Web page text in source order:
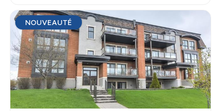
NOUVEAUTÉ